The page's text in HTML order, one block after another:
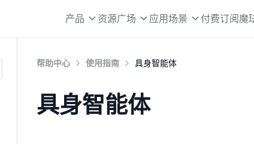
帮助中心 使用指南 具身智能体
具身智能体
产品 资源广场 应用场景 付费订阅魔